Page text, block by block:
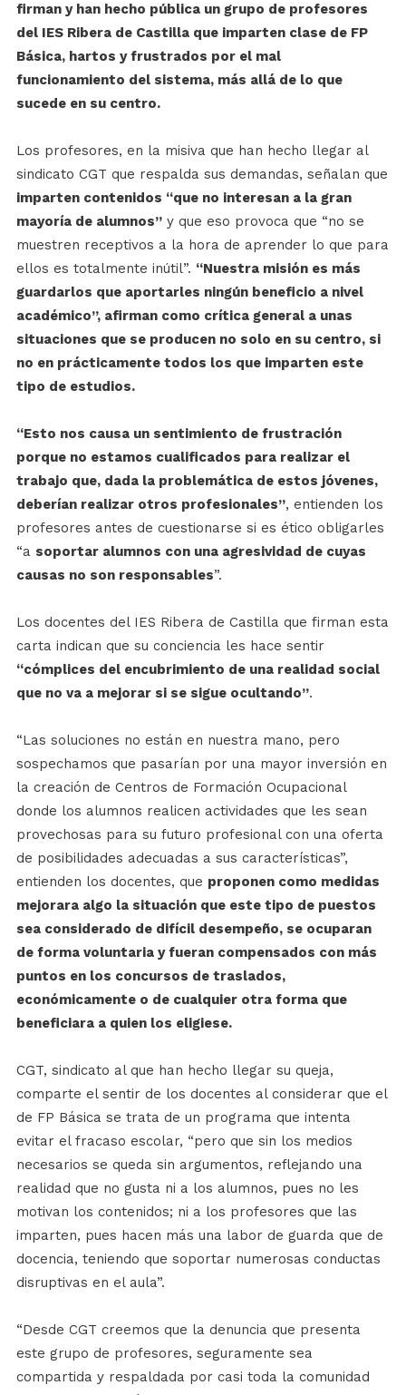
firman y han hecho pública un grupo de profesores
del IES Ribera de Castilla que imparten clase de FP
Básica, hartos y frustrados por el mal
funcionamiento del sistema, más allá de lo que
sucede en su centro.
Los profesores, en la misiva que han hecho llegar al
sindicato CGT que respalda sus demandas, señalan que
imparten contenidos “que no interesan a la gran
mayoría de alumnos”y que eso provoca que “no se
muestren receptivos a la hora de aprender lo que para
ellos es totalmente inútil”. “Nuestra misión es más
guardarlos que aportarles ningún beneficio a nivel
académico”, afirman como crítica general a unas
situaciones que se producen no solo en su centro, si
no en prácticamente todos los que imparten este
tipo de estudios.
“Esto nos causa un sentimiento de frustración
porque no estamos cualificados para realizar el
trabajo que, dada la problemática de estos jóvenes,
deberían realizar otros profesionales”, entienden los
profesores antes de cuestionarse si es ético obligarles
“a soportar alumnos con una agresividad de cuyas
causas no son responsables”.
Los docentes del IES Ribera de Castilla que firman esta
carta indican que su conciencia les hace sentir
“cómplices del encubrimiento de una realidad social
que no va a mejorar si se sigue ocultando”.
“Las soluciones no están en nuestra mano, pero
sospechamos que pasarían por una mayor inversión en
la creación de Centros de Formación Ocupacional
donde los alumnos realicen actividades que les sean
provechosas para su futuro profesional con una oferta
de posibilidades adecuadas a sus características”,
entienden los docentes, que proponen como medidas
mejorara algo la situación que este tipo de puestos
sea considerado de difícil desempeño, se ocuparan
de forma voluntaria y fueran compensados con más
puntos en los concursos de traslados,
económicamente o de cualquier otra forma que
beneficiara a quien los eligiese.
CGT, sindicato al que han hecho llegar su queja,
comparte el sentir de los docentes al considerar que el
de FP Básica se trata de un programa que intenta
evitar el fracaso escolar, “pero que sin los medios
necesarios se queda sin argumentos, reflejando una
realidad que no gusta ni a los alumnos, pues no les
motivan los contenidos; ni a los profesores que las
imparten, pues hacen más una labor de guarda que de
docencia, teniendo que soportar numerosas conductas
disruptivas en el aula”.
“Desde CGT creemos que la denuncia que presenta
este grupo de profesores, seguramente sea
compartida y respaldada por casi toda la comunidad